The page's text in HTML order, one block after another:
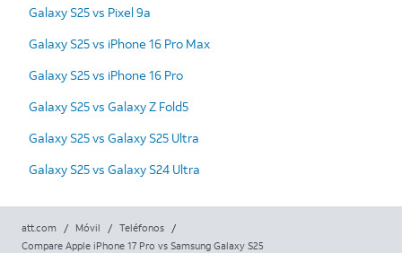
Galaxy S25 vs Pixel 9a
Galaxy S25 vs iPhone 16 Pro Max
Galaxy S25 vs iPhone 16 Pro
Galaxy S25 vs Galaxy Z Fold5
Galaxy S25 vs Galaxy S25 Ultra
Galaxy S25 vs Galaxy S24 Ultra
att.com / Móvil / Teléfonos
/
Compare Apple iPhone 17 Pro vs Samsung Galaxy S25